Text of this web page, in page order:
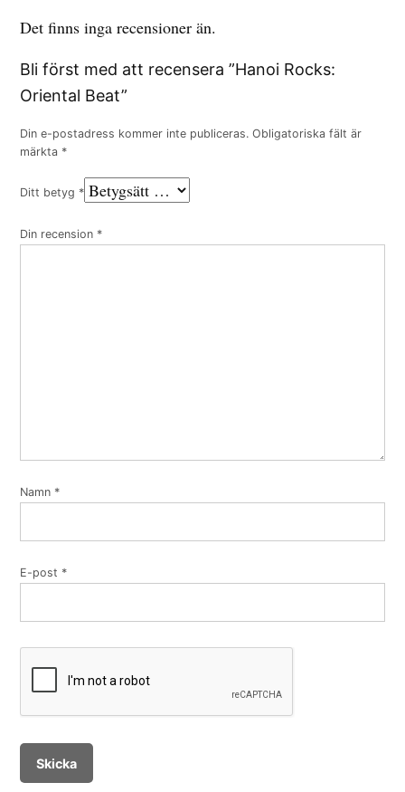
Det finns inga recensioner än.
Bli först med att recensera ”Hanoi Rocks:
Oriental Beat”
Din e-postadress kommer inte publiceras. Obligatoriska fält är
märkta *
Ditt betyg *
Din recension *
Namn *
E-post *